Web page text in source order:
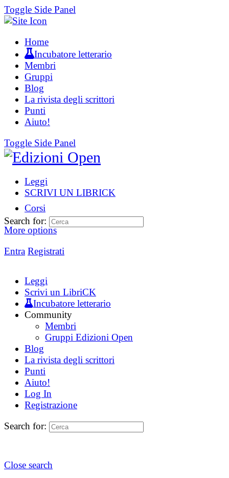
Toggle Side Panel
Home
Incubatore letterario
Membri
Gruppi
Blog
La rivista degli scrittori
Punti
Aiuto!
Toggle Side Panel
Leggi
SCRIVI UN LIBRICK
Corsi
More options
Entra Registrati
Search for:
Leggi
Scrivi un LibriCK
Incubatore letterario
Community
Membri
Gruppi Edizioni Open
Blog
La rivista degli scrittori
Punti
Aiuto!
Log In
Registrazione
Search for:
Close search